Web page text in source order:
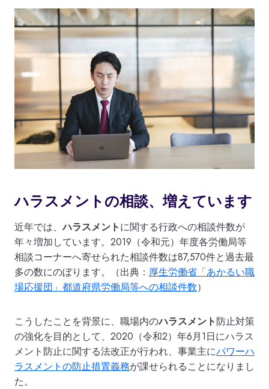
ハラスメントの相談、増えています
近年では、ハラスメントに関する行政への相談件数が
年々増加しています。2019（令和元）年度各労働局等
相談コーナーへ寄せられた相談件数は87,570件と過去最
多の数にのぼります。（出典： 厚生労働省「あかるい職
場応援団」都道府県労働局等への相談件数）
こうしたことを背景に、職場内のハラスメント防止対策
の強化を目的として、2020（令和2）年6月1日にハラス
メント防止に関する法改正が行われ、事業主にパワーハ
ラスメントの防止措置義務が課せられることになりまし
た。